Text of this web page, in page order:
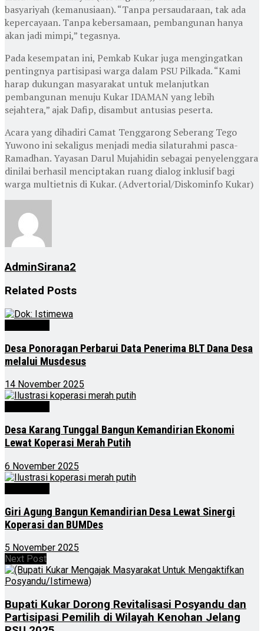
basyariyah (kemanusiaan). “Tanpa persaudaraan, tak ada
kepercayaan. Tanpa kebersamaan, pembangunan hanya
akan jadi mimpi,” tegasnya.
Pada kesempatan ini, Pemkab Kukar juga mengingatkan
pentingnya partisipasi warga dalam PSU Pilkada. “Kami
harap dukungan masyarakat untuk melanjutkan
pembangunan menuju Kukar IDAMAN yang lebih
sejahtera,” ajak Dafip, disambut antusias peserta.
Acara yang dihadiri Camat Tenggarong Seberang Tego
Yuwono ini sekaligus menjadi media silaturahmi pasca-
Ramadhan. Yayasan Darul Mujahidin sebagai penyelenggara
dinilai berhasil menciptakan ruang dialog inklusif bagi
warga multietnis di Kukar. (Advertorial/Diskominfo Kukar)
AdminSirana2
Related Posts
Desa Ponoragan Perbarui Data Penerima BLT Dana Desa
melalui Musdesus
14 November 2025
Desa Karang Tunggal Bangun Kemandirian Ekonomi
Lewat Koperasi Merah Putih
6 November 2025
Giri Agung Bangun Kemandirian Desa Lewat Sinergi
Koperasi dan BUMDes
5 November 2025
Next Post
Bupati Kukar Dorong Revitalisasi Posyandu dan
Partisipasi Pemilih di Wilayah Kenohan Jelang